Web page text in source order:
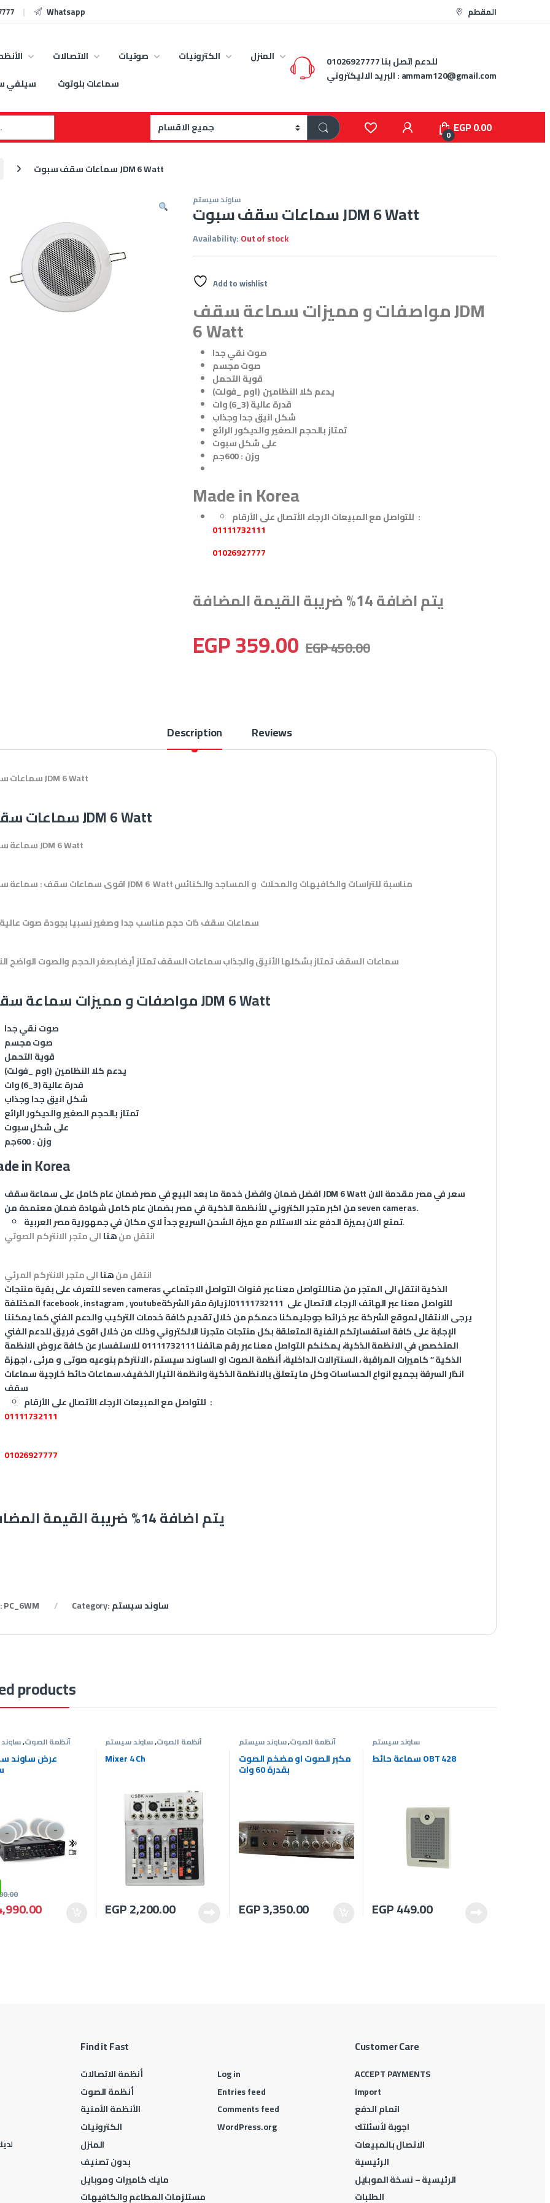
Whatsapp المقطم
الاتصالات صوتيات الكترونيات
المنزل
سيلفي
سماعات بلوتوث
للدعم اتصل بنا01026927777
البريد الاليكتروني :ammam120@gmail.com
0 EGP0.00
سماعات سقف سبوت JDM 6 Watt
ساوند سيستم
سماعات سقف سبوت JDM 6 Watt
Availability:Out of stock
Add to wishlist
مواصفات و مميزات سماعة سقف JDM
6 Watt
صوت مجسم
يدعم كلا النظامين (اوم _فولت)
قدرة عالية (3_6) وات
تمتاز بالحجم الصغير والديكور الرائع
وزن : 600جم
Made in Korea
للتواصل مع المبيعات الرجاء الأتصال على الأرقام :
01111732111
01026927777
يتم اضافة 14% ضريبة القيمة المضافة
EGP359.00 EGP450.00
Description Reviews
سماعات سقف JDM 6 Watt
سماعات سقف JDM 6 Watt
سماعة سقف JDM 6 Watt
اقوى سماعات سقف : سماعة سقف JDM 6 Watt مناسبة للتراسات والكافيهات والمحلات و المساجد والكنائس
سماعات السقف تمتاز بشكلها الأنيق والجذاب سماعات السقف تمتاز أيضابصغر الحجم والصوت الواضح
مواصفات و مميزات سماعة سقف JDM 6 Watt
صوت مجسم
يدعم كلا النظامين (اوم _فولت)
قدرة عالية (3_6) وات
تمتاز بالحجم الصغير والديكور الرائع
وزن : 600جم
in Korea
افضل ضمان وافضل خدمة ما بعد البيع في مصر ضمان عام كامل علىسماعة سقف JDM 6 Wattسعر في مصر مقدمة الان
من اكبر متجر الكتروني للأنظمة الذكية في مصر بضمان عام كامل شهادة ضمان معتمدة من seven cameras.
تمتع الان بميزة الدفع عند الاستلام مع ميزة الشحن السريع جداً لاي مكان في جمهورية مصر العربية.
انتقل منهناالى متجر الانتركم الصوتي
انتقل منهناالى متجر الانتركم المرئي
للتعرف على بقية منتجاتseven cameras الذكية انتقل الى المتجر منهناللتواصل معنا عبر قنوات التواصل الاجتماعي
facebook,instagram,youtube للتواصل معنا عبر الهاتف الرجاء الاتصال على 01111732111لزيارة مقر الشركة
يرجى الانتقال لموقع الشركة عبرخرائط جوجليمكنا دعمكم من خلال تقديم كافة خدمات التركيب والدعم الفني كما يمكننا
الإجابة على كافة استفسارتكم الفنية المتعلقة بكل منتجات متجرنا الالكتروني وذلك من خلال اقوى فريق للدعم الفني
المتخصص في الانظمة الذكية، يمكنكم التواصل معنا عبر رقم هاتفنا 01111732111 للاستفسار عن كافة عروض الانظمة
الذكية ” كاميرات المراقبة ، السنترالات الداخلية، أنظمة الصوت او الساوند سيستم ، الانتركم بنوعيه صوتى و مرئى ، اجهزة
انذار السرقة بجميع انواع الحساسات وكل ما يتعلق بالانظمة الذكية وانظمة التيار الخفيف.سماعات حائط خارجية سماعات
للتواصل مع المبيعات الرجاء الأتصال على الأرقام :
01111732111
01026927777
يتم اضافة 14% ضريبة القيمة المضافة
PC_6WM Category:ساوند سيستم
products
أنظمة الصوت,
عروض
أنظمة الصوت,ساوند سيستم
Mixer 4 Ch
EGP2,200.00
أنظمة الصوت,ساوند سيستم
مكبر الصوت او مضخم الصوت
بقدرة 60 وات
EGP3,350.00
ساوند سيستم
سماعة حائط OBT 428
EGP449.00
Find it Fast
أنظمة الاتصالات
أنظمة الصوت
الأنظمة الأمنية
الكترونيات
المنزل
بدون تصنيف
مايك كاميرات وموبايل
مستلزمات المطاعم والكافيهات
Log in
Entries feed
Comments feed
WordPress.org
Customer Care
ACCEPT PAYMENTS
Import
اتمام الدفع
اجوبة لأسئلتك
الاتصال بالمبيعات
الرئيسية
الرئيسية – نسخة الموبايل
الطلبات